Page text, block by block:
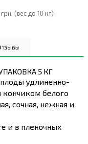
(вес до 10 кг)
5 КГ
удлиненно-
белого
сочная, нежная и
и в пленочных